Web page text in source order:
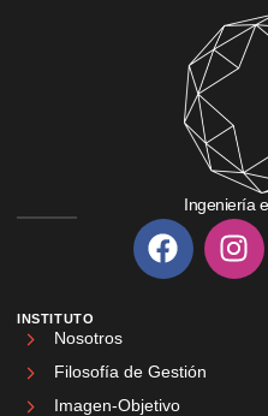
Ingeniería
INSTITUTO
Nosotros
Filosofía de Gestión
Imagen-Objetivo